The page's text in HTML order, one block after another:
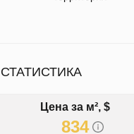
СТАТИСТИКА
Цена за м², $
834